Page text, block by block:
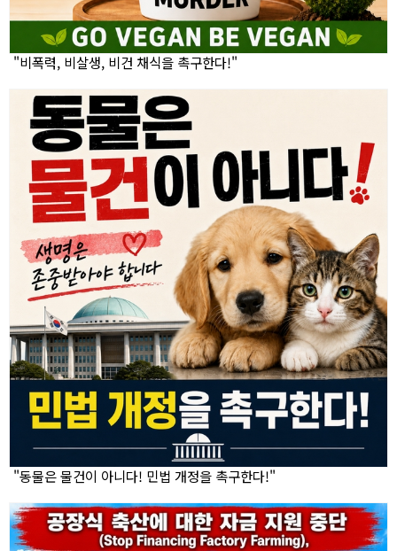
"비폭력, 비살생, 비건 채식을 촉구한다!"
"동물은 물건이 아니다! 민법 개정을 촉구한다!"